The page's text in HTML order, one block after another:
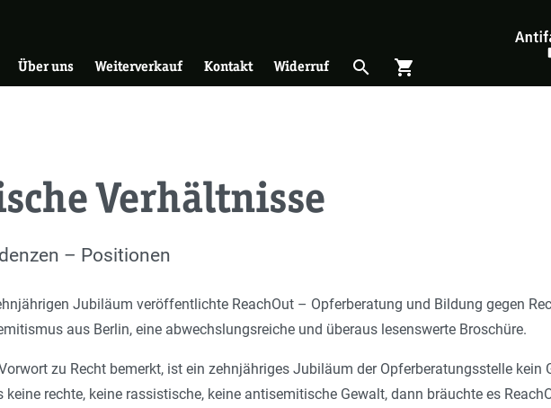
Über uns Weiterverkauf Kontakt Widerruf Suche öffnen
search Warenkorb öffnen
shopping_cart
Verhältnisse
– Positionen
Jubiläum veröffentlichte ReachOut – Opferberatung und Bildung gegen
aus Berlin, eine abwechslungsreiche und überaus lesenswerte Broschüre.
zu Recht bemerkt, ist ein zehnjähriges Jubiläum der Opferberatungsstelle kein
keine rechte, keine rassistische, keine antisemitische Gewalt, dann bräuchte es